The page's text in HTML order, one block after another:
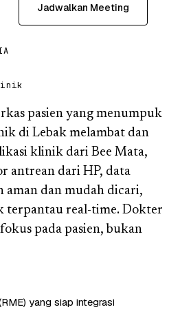
Jadwalkan Meeting
pasien yang menumpuk
di Lebak melambat dan
klinik dari Bee Mata,
antrean dari HP, data
aman dan mudah dicari,
terpantau real-time. Dokter
pada pasien, bukan
yang siap integrasi